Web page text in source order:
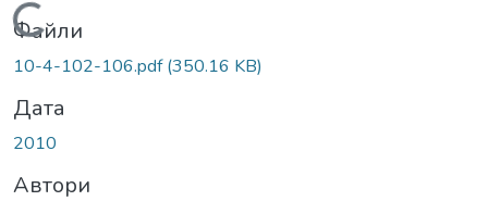
Вантажиться...
Файли
10-4-102-106.pdf(350.16 KB)
Дата
2010
Автори